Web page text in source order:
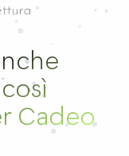
Cadeo